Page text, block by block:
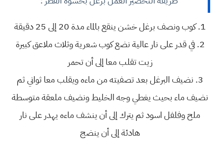
1. كوب ونصف برغل خشن ينقع بالماء مدة 20 إلى 25 دقيقة
2. في قدر على نار عالية نضع كوب شعرية وثلاث ملاعق كبيرة
زيت تقلب معا إلى أن تحمر
3. نضيف البرغل بعد تصفيته من ماءه ويقلب معا ثواني ثم
نضيف ماء بحيث يغطي وجه الخليط ونضيف ملعقة متوسطة
ملح وفلفل اسود ثم يترك إلى أن ينشف ماءه يهدر على نار
هادئة إلى أن ينضج